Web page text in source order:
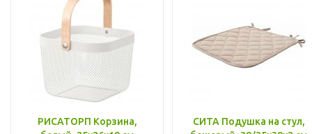
РИСАТОРП Корзина,
СИТА Подушка на стул,